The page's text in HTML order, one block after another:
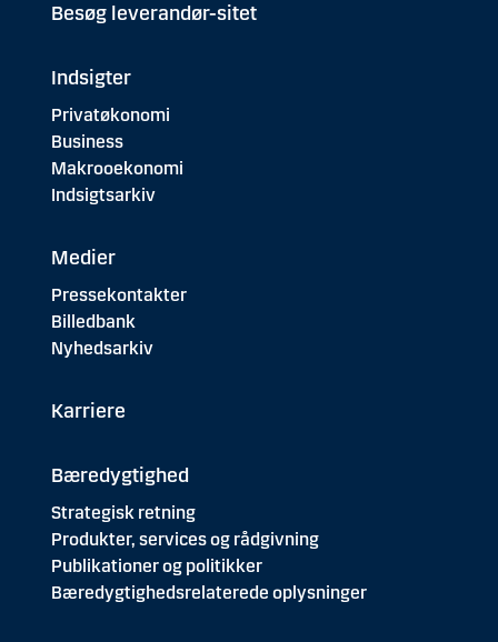
Besøg leverandør-sitet
Indsigter
Privatøkonomi
Business
Makrooekonomi
Indsigtsarkiv
Medier
Pressekontakter
Billedbank
Nyhedsarkiv
Karriere
Bæredygtighed
Strategisk retning
Produkter, services og rådgivning
Publikationer og politikker
Bæredygtighedsrelaterede oplysninger